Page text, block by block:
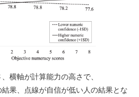
横軸が計算能力の高さで、
果、点線が自信が低い人の結果とな